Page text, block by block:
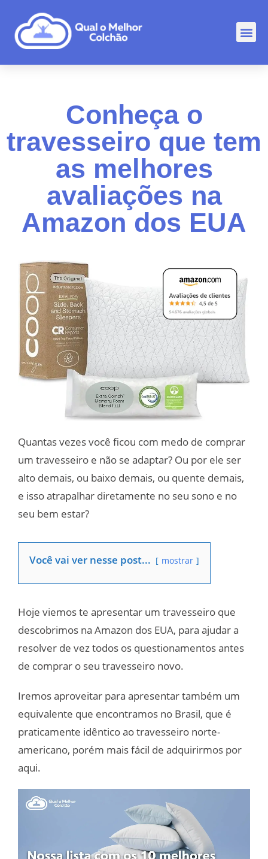
Conheça o
travesseiro que tem
as melhores
avaliações na
Amazon dos EUA
Quantas vezes você ficou com medo de comprar
um travesseiro e não se adaptar? Ou por ele ser
alto demais, ou baixo demais, ou quente demais,
e isso atrapalhar diretamente no seu sono e no
seu bem estar?
Você vai ver nesse post... mostrar
Hoje viemos te apresentar um travesseiro que
descobrimos na Amazon dos EUA, para ajudar a
resolver de vez todos os questionamentos antes
de comprar o seu travesseiro novo.
Iremos aproveitar para apresentar também um
equivalente que encontramos no Brasil, que é
praticamente idêntico ao travesseiro norte-
americano, porém mais fácil de adquirirmos por
aqui.